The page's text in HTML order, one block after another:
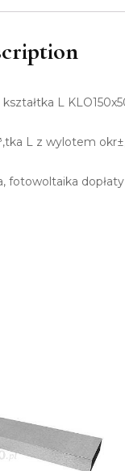
kształtka L
L z wylotem
fotowoltaika